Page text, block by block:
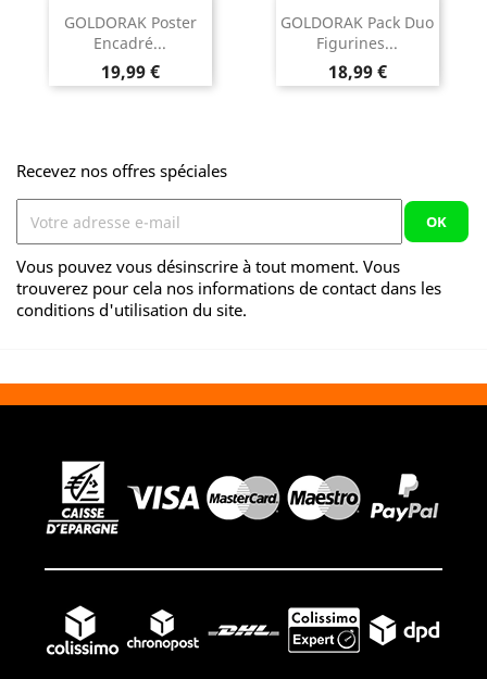
GOLDORAK Poster
Encadré...
Prix
19,99 €
GOLDORAK Pack Duo
Figurines...
Prix
18,99 €
Recevez nos offres spéciales
Vous pouvez vous désinscrire à tout moment. Vous
trouverez pour cela nos informations de contact dans les
conditions d'utilisation du site.